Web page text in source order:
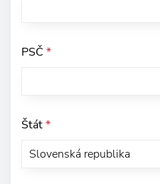
PSČ *
Štát*